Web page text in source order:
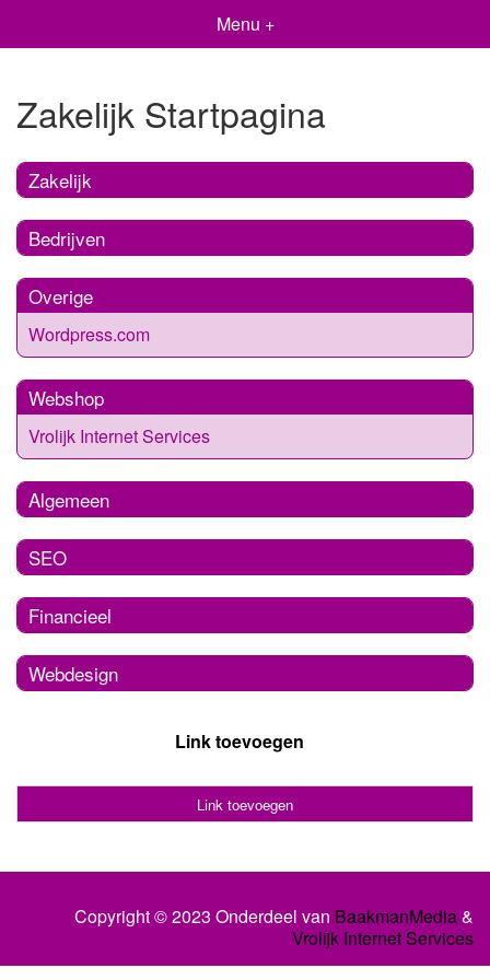
Menu +
Zakelijk Startpagina
Zakelijk
Bedrijven
Overige
Wordpress.com
Webshop
Vrolijk Internet Services
Algemeen
SEO
Financieel
Webdesign
Link toevoegen
Link toevoegen
Copyright © 2023 Onderdeel van BaakmanMedia&
Vrolijk Internet Services